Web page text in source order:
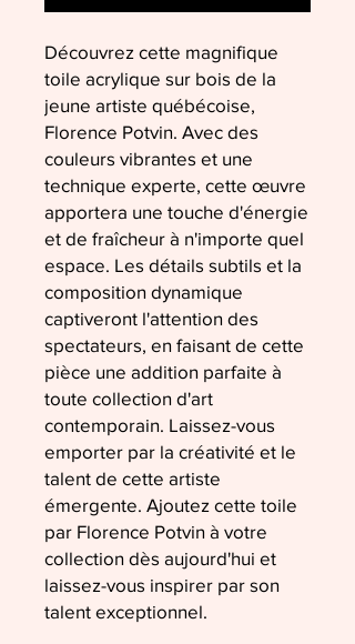
Découvrez cette magnifique
toile acrylique sur bois de la
jeune artiste québécoise,
Florence Potvin. Avec des
couleurs vibrantes et une
technique experte, cette œuvre
apportera une touche d'énergie
et de fraîcheur à n'importe quel
espace. Les détails subtils et la
composition dynamique
captiveront l'attention des
spectateurs, en faisant de cette
pièce une addition parfaite à
toute collection d'art
contemporain. Laissez-vous
emporter par la créativité et le
talent de cette artiste
émergente. Ajoutez cette toile
par Florence Potvin à votre
collection dès aujourd'hui et
laissez-vous inspirer par son
talent exceptionnel.